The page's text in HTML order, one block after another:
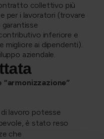
collettivo più
per i lavoratori (trovare
garantisse
inferiore e
migliore ai dipendenti).
aziendale.
lavoro potesse
è stato reso
che